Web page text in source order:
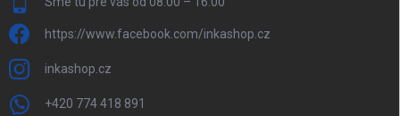
https://www.facebook.com/inkashop.cz
inkashop.cz
+420 774 418 891